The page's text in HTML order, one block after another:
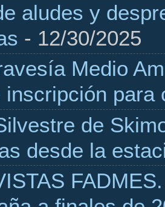
aludes y
- 12/30/2025
Medio
inscripción para
de
desde la